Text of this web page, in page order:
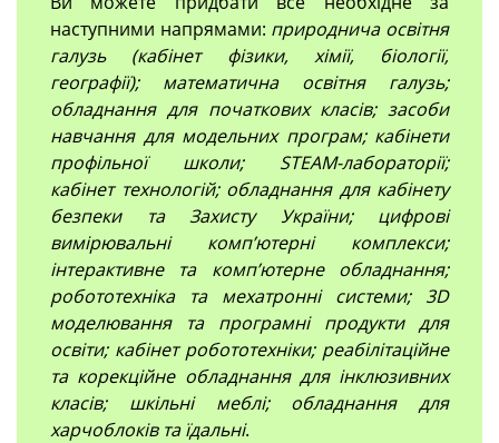
наступними напрямами: природнича освітня
галузь (кабінет фізики, хімії, біології,
географії); математична освітня галузь;
обладнання для початкових класів; засоби
навчання для модельних програм; кабінети
профільної школи; STEAM-лабораторії;
кабінет технологій; обладнання для кабінету
безпеки та Захисту України; цифрові
вимірювальні компʼютерні комплекси;
інтерактивне та комп’ютерне обладнання;
робототехніка та мехатронні системи; 3D
моделювання та програмні продукти для
освіти; кабінет робототехніки; реабілітаційне
та корекційне обладнання для інклюзивних
класів; шкільні меблі; обладнання для
харчоблоків та їдальні.